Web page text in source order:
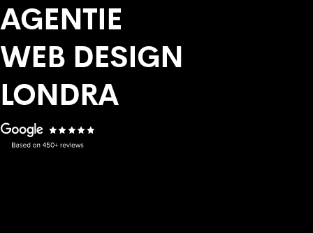
AGENTIE
WEB DESIGN
LONDRA